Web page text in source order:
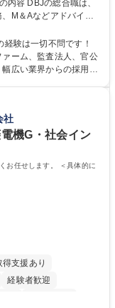
M＆Aなどアドバイザ
通し、複数の専門性を
形成していただきま
門でご活躍いただきま
は、別途その他労働条
験は一切不問です！
ーム、監査法人、官公
広い業界からの採用実
シャル採用（第2新
新たな時代を見据え
る役割を担いたい、と
社
機G・社会イン
お任せします。 ＜具体的に
得支援あり
経験者歓迎